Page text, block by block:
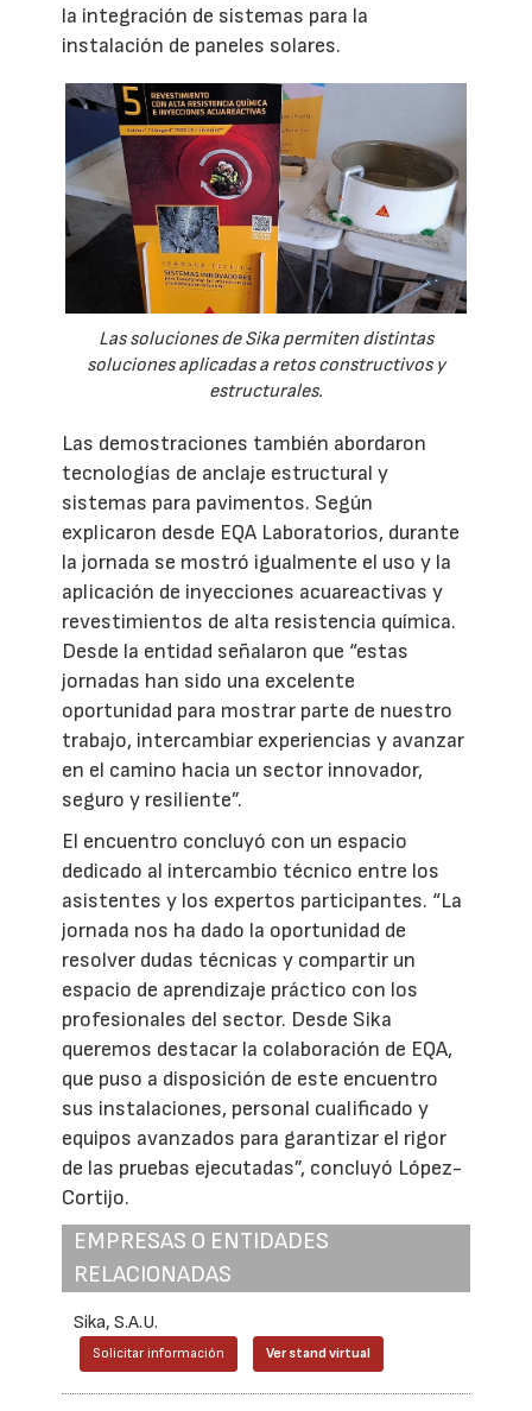
la integración de sistemas para la
instalación de paneles solares.
Las soluciones de Sika permiten distintas
soluciones aplicadas a retos constructivos y
estructurales.
Las demostraciones también abordaron
tecnologías de anclaje estructural y
sistemas para pavimentos. Según
explicaron desde EQA Laboratorios, durante
la jornada se mostró igualmente el uso y la
aplicación de inyecciones acuareactivas y
revestimientos de alta resistencia química.
Desde la entidad señalaron que “estas
jornadas han sido una excelente
oportunidad para mostrar parte de nuestro
trabajo, intercambiar experiencias y avanzar
en el camino hacia un sector innovador,
seguro y resiliente”.
El encuentro concluyó con un espacio
dedicado al intercambio técnico entre los
asistentes y los expertos participantes. “La
jornada nos ha dado la oportunidad de
resolver dudas técnicas y compartir un
espacio de aprendizaje práctico con los
profesionales del sector. Desde Sika
queremos destacar la colaboración de EQA,
que puso a disposición de este encuentro
sus instalaciones, personal cualificado y
equipos avanzados para garantizar el rigor
de las pruebas ejecutadas”, concluyó López-
Cortijo.
EMPRESAS O ENTIDADES
RELACIONADAS
Sika, S.A.U.
Solicitar información Ver stand virtual